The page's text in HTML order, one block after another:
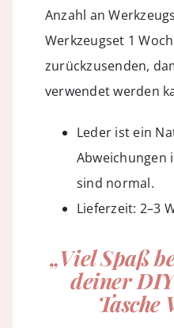
Anzahl an
Werkzeugset 1
zurückzusenden,
verwendet werden
Leder ist ein
Abweichungen
sind normal.
Lieferzeit: 2–3
„Viel Spaß
deiner
Tasche